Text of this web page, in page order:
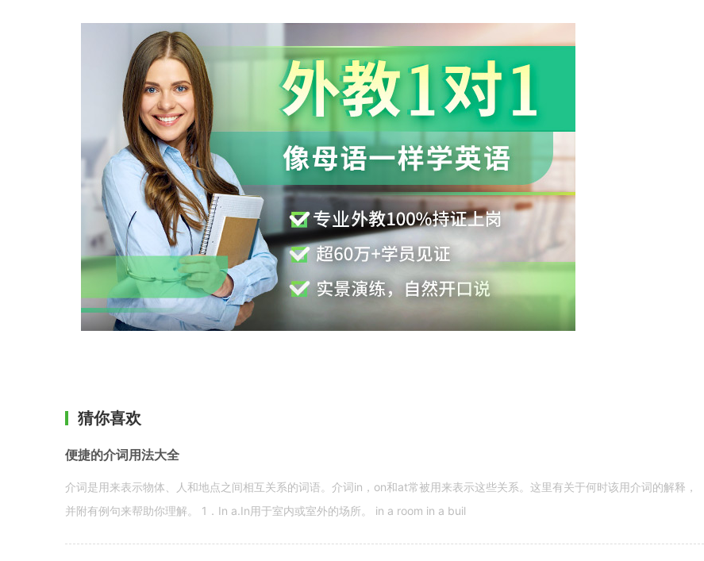
猜你喜欢
便捷的介词用法大全
介词是用来表示物体、人和地点之间相互关系的词语。介词in，on和at常被用来表示这些关系。这里有关于何时该用介词的解释，
并附有例句来帮助你理解。 1．In a.In用于室内或室外的场所。 in a room in a buil